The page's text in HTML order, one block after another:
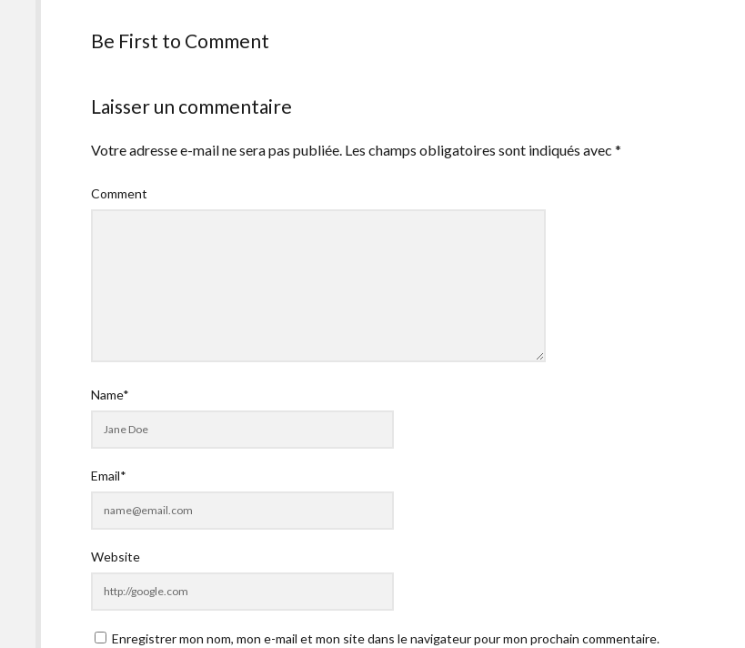
Be First to Comment
Laisser un commentaire
Votre adresse e-mail ne sera pas publiée. Les champs obligatoires sont indiqués avec*
Comment
Name*
Email*
Website
Enregistrer mon nom, mon e-mail et mon site dans le navigateur pour mon prochain commentaire.